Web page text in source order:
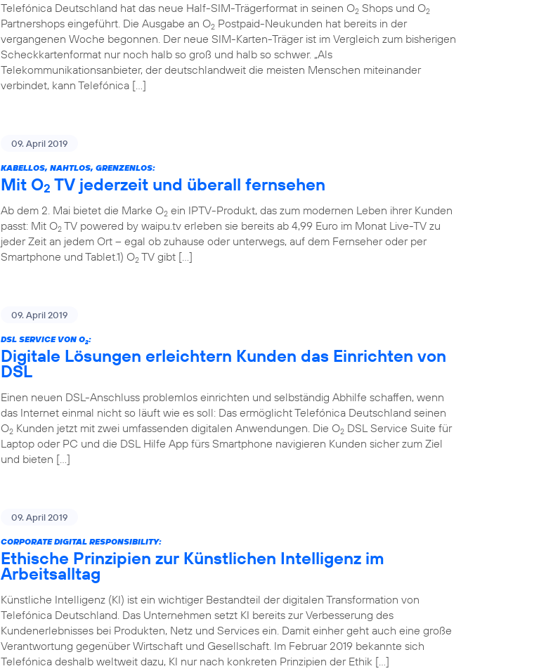
Telefónica Deutschland hat das neue Half-SIM-Trägerformat in seinen O2 Shops und O2
Partnershops eingeführt. Die Ausgabe an O2 Postpaid-Neukunden hat bereits in der
vergangenen Woche begonnen. Der neue SIM-Karten-Träger ist im Vergleich zum bisherigen
Scheckkartenformat nur noch halb so groß und halb so schwer. „Als
Telekommunikationsanbieter, der deutschlandweit die meisten Menschen miteinander
verbindet, kann Telefónica […]
09. April 2019
KABELLOS, NAHTLOS, GRENZENLOS:
Mit O2 TV jederzeit und überall fernsehen
Ab dem 2. Mai bietet die Marke O2 ein IPTV-Produkt, das zum modernen Leben ihrer Kunden
passt: Mit O2 TV powered by waipu.tv erleben sie bereits ab 4,99 Euro im Monat Live-TV zu
jeder Zeit an jedem Ort – egal ob zuhause oder unterwegs, auf dem Fernseher oder per
Smartphone und Tablet.1) O2 TV gibt […]
09. April 2019
DSL SERVICE VON O2:
Digitale Lösungen erleichtern Kunden das Einrichten von
DSL
Einen neuen DSL-Anschluss problemlos einrichten und selbständig Abhilfe schaffen, wenn
das Internet einmal nicht so läuft wie es soll: Das ermöglicht Telefónica Deutschland seinen
O2 Kunden jetzt mit zwei umfassenden digitalen Anwendungen. Die O2 DSL Service Suite für
Laptop oder PC und die DSL Hilfe App fürs Smartphone navigieren Kunden sicher zum Ziel
und bieten […]
09. April 2019
CORPORATE DIGITAL RESPONSIBILITY:
Ethische Prinzipien zur Künstlichen Intelligenz im
Arbeitsalltag
Künstliche Intelligenz (KI) ist ein wichtiger Bestandteil der digitalen Transformation von
Telefónica Deutschland. Das Unternehmen setzt KI bereits zur Verbesserung des
Kundenerlebnisses bei Produkten, Netz und Services ein. Damit einher geht auch eine große
Verantwortung gegenüber Wirtschaft und Gesellschaft. Im Februar 2019 bekannte sich
Telefónica deshalb weltweit dazu, KI nur nach konkreten Prinzipien der Ethik […]